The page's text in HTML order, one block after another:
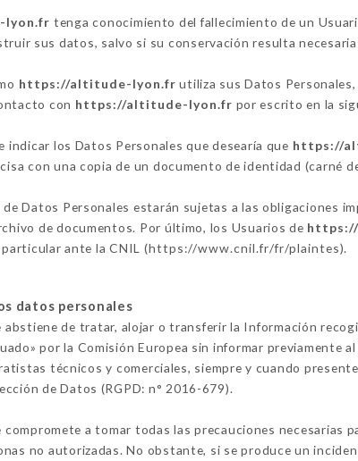
lyon.fr tenga conocimiento del fallecimiento de un
sus datos, salvo si su conservación resulta
https://altitude-lyon.fr utiliza sus Datos
con https://altitude-lyon.fr por escrito en la
indicar los Datos Personales que desearía que https://
con una copia de un documento de identidad (carné
Datos Personales estarán sujetas a las obligaciones
de documentos. Por último, los Usuarios de
ante la CNIL (https://www.cnil.fr/fr/plaintes).
datos personales
abstiene de tratar, alojar o transferir la Información
por la Comisión Europea sin informar previamente
técnicos y comerciales, siempre y cuando
de Datos (RGPD: n° 2016-679).
compromete a tomar todas las precauciones necesarias
no autorizadas. No obstante, si se produce un